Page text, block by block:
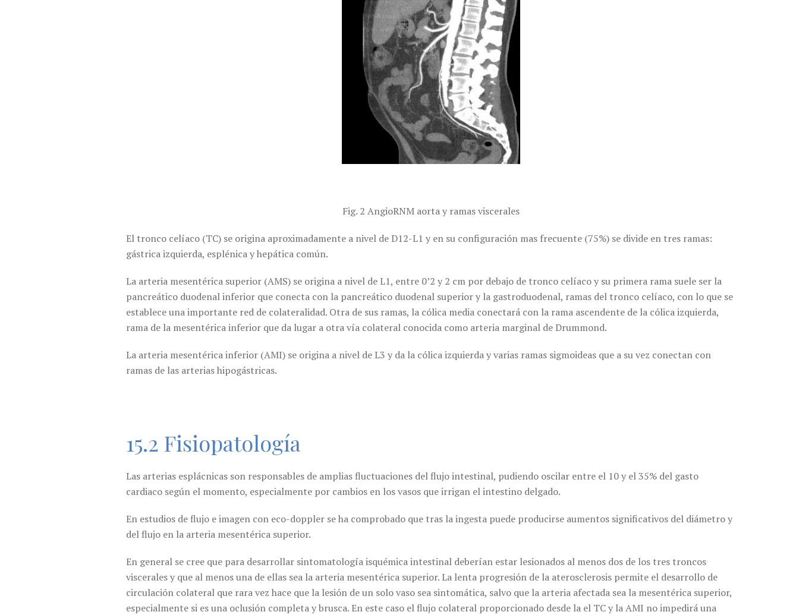
Fig. 2 AngioRNM aorta y ramas viscerales
El tronco celíaco (TC) se origina aproximadamente a nivel de D12-L1 y en su configuración mas frecuente (75%) se divide en tres ramas:
gástrica izquierda, esplénica y hepática común.
La arteria mesentérica superior (AMS) se origina a nivel de L1, entre 0’2 y 2 cm por debajo de tronco celíaco y su primera rama suele ser la
pancreático duodenal inferior que conecta con la pancreático duodenal superior y la gastroduodenal, ramas del tronco celíaco, con lo que se
establece una importante red de colateralidad. Otra de sus ramas, la cólica media conectará con la rama ascendente de la cólica izquierda,
rama de la mesentérica inferior que da lugar a otra vía colateral conocida como arteria marginal de Drummond.
La arteria mesentérica inferior (AMI) se origina a nivel de L3 y da la cólica izquierda y varias ramas sigmoideas que a su vez conectan con
ramas de las arterias hipogástricas.
15.2 Fisiopatología
Las arterias esplácnicas son responsables de amplias fluctuaciones del flujo intestinal, pudiendo oscilar entre el 10 y el 35% del gasto
cardiaco según el momento, especialmente por cambios en los vasos que irrigan el intestino delgado.
En estudios de flujo e imagen con eco-doppler se ha comprobado que tras la ingesta puede producirse aumentos significativos del diámetro y
del flujo en la arteria mesentérica superior.
En general se cree que para desarrollar sintomatología isquémica intestinal deberían estar lesionados al menos dos de los tres troncos
viscerales y que al menos una de ellas sea la arteria mesentérica superior. La lenta progresión de la aterosclerosis permite el desarrollo de
circulación colateral que rara vez hace que la lesión de un solo vaso sea sintomática, salvo que la arteria afectada sea la mesentérica superior,
especialmente si es una oclusión completa y brusca. En este caso el flujo colateral proporcionado desde la el TC y la AMI no impedirá una